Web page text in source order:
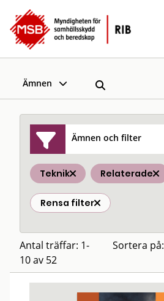
Ämnen
Ämnen och filter
Teknik Relaterade
Rensa filter
Antal träffar: 1-
10 av 52
Sortera på: